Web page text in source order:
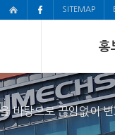
SITEMAP
홍
바탕으로 끊임없이